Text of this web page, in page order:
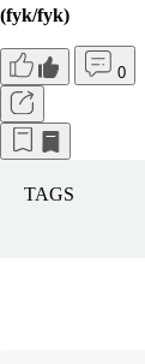
(fyk/fyk)
0
TAGS